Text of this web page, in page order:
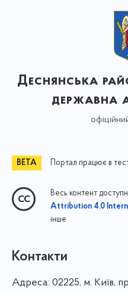
Деснянська
державна
Портал працює в
Весь контент
Attribution 4.0
інше
Контакти
Адреса: 02225, м. Київ,